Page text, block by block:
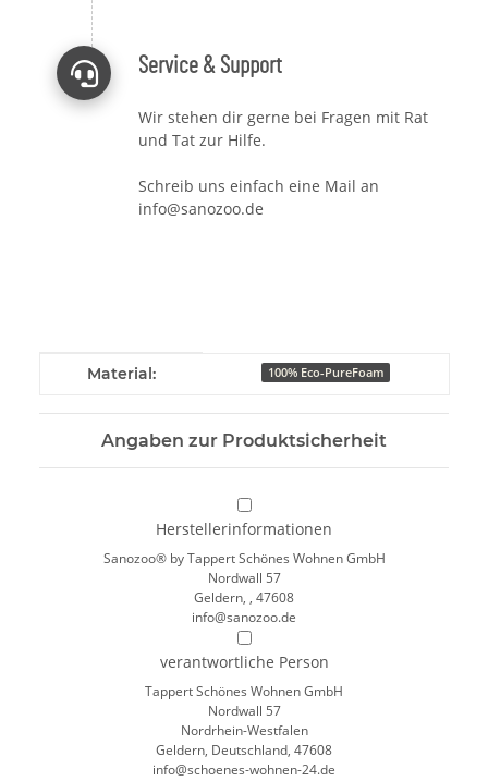
Service & Support
Wir stehen dir gerne bei Fragen mit Rat
und Tat zur Hilfe.
Schreib uns einfach eine Mail an
info@sanozoo.de
Produkteigenschaft
WertMaterial: 100% Eco-PureFoam
Angaben zur Produktsicherheit
Herstellerinformationen
Sanozoo® by Tappert Schönes Wohnen GmbH
Nordwall 57
Geldern, , 47608
info@sanozoo.de
verantwortliche Person
Tappert Schönes Wohnen GmbH
Nordwall 57
Nordrhein-Westfalen
Geldern, Deutschland, 47608
info@schoenes-wohnen-24.de